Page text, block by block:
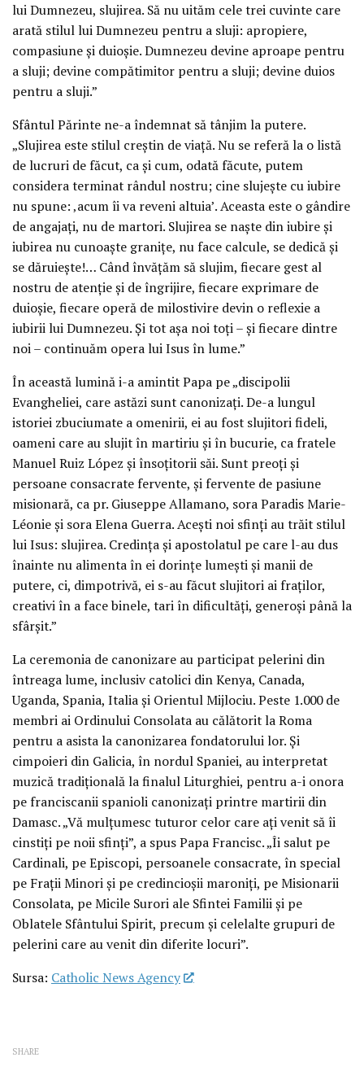
lui Dumnezeu, slujirea. Să nu uităm cele trei cuvinte care
arată stilul lui Dumnezeu pentru a sluji: apropiere,
compasiune și duioșie. Dumnezeu devine aproape pentru
a sluji; devine compătimitor pentru a sluji; devine duios
pentru a sluji.”
Sfântul Părinte ne-a îndemnat să tânjim la putere.
„Slujirea este stilul creștin de viață. Nu se referă la o listă
de lucruri de făcut, ca și cum, odată făcute, putem
considera terminat rândul nostru; cine slujește cu iubire
nu spune: ‚acum îi va reveni altuia’. Aceasta este o gândire
de angajați, nu de martori. Slujirea se naște din iubire și
iubirea nu cunoaște granițe, nu face calcule, se dedică și
se dăruiește!… Când învățăm să slujim, fiecare gest al
nostru de atenție și de îngrijire, fiecare exprimare de
duioșie, fiecare operă de milostivire devin o reflexie a
iubirii lui Dumnezeu. Și tot așa noi toți – și fiecare dintre
noi – continuăm opera lui Isus în lume.”
În această lumină i-a amintit Papa pe „discipolii
Evangheliei, care astăzi sunt canonizați. De-a lungul
istoriei zbuciumate a omenirii, ei au fost slujitori fideli,
oameni care au slujit în martiriu și în bucurie, ca fratele
Manuel Ruiz López și însoțitorii săi. Sunt preoți și
persoane consacrate fervente, și fervente de pasiune
misionară, ca pr. Giuseppe Allamano, sora Paradis Marie-
Léonie și sora Elena Guerra. Acești noi sfinți au trăit stilul
lui Isus: slujirea. Credința și apostolatul pe care l-au dus
înainte nu alimenta în ei dorințe lumești și manii de
putere, ci, dimpotrivă, ei s-au făcut slujitori ai fraților,
creativi în a face binele, tari în dificultăți, generoși până la
sfârșit.”
La ceremonia de canonizare au participat pelerini din
întreaga lume, inclusiv catolici din Kenya, Canada,
Uganda, Spania, Italia și Orientul Mijlociu. Peste 1.000 de
membri ai Ordinului Consolata au călătorit la Roma
pentru a asista la canonizarea fondatorului lor. Și
cimpoieri din Galicia, în nordul Spaniei, au interpretat
muzică tradițională la finalul Liturghiei, pentru a-i onora
pe franciscanii spanioli canonizați printre martirii din
Damasc. „Vă mulțumesc tuturor celor care ați venit să îi
cinstiți pe noii sfinți”, a spus Papa Francisc. „Îi salut pe
Cardinali, pe Episcopi, persoanele consacrate, în special
pe Frații Minori și pe credincioșii maroniți, pe Misionarii
Consolata, pe Micile Surori ale Sfintei Familii și pe
Oblatele Sfântului Spirit, precum și celelalte grupuri de
pelerini care au venit din diferite locuri”.
Sursa: Catholic News Agency
SHARE